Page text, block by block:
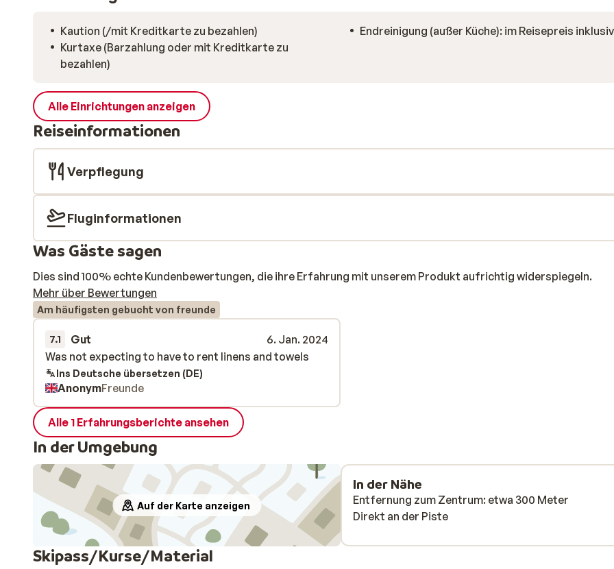
Kaution (/mit Kreditkarte zu bezahlen)
Kurtaxe (Barzahlung oder mit Kreditkarte zu
bezahlen)
Endreinigung (außer Küche): im Reisepreis
Alle Einrichtungen anzeigen
Reiseinformationen
Verpflegung
Fluginformationen
Was Gäste sagen
Dies sind 100% echte Kundenbewertungen, die ihre Erfahrung mit unserem Produkt aufrichtig widerspiegeln.
Mehr über Bewertungen
Am häufigsten gebucht von freunde
7.1 Gut
6. Jan. 2024
Was not expecting to have to rent linens and towels
Was not expecting to have to rent linens and towels
Ins Deutsche übersetzen (DE)
AnonymFreunde
Alle 1 Erfahrungsberichte ansehen
In der Umgebung
Auf der Karte anzeigen
In der Nähe
Entfernung zum Zentrum: etwa 300 Meter
Direkt an der Piste
Skipass/Kurse/Material